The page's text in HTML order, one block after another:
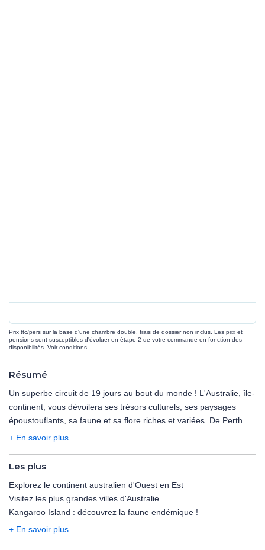
Prix ttc/pers sur la base d'une chambre double, frais de dossier non inclus. Les prix et
pensions sont susceptibles d'évoluer en étape 2 de votre commande en fonction des
disponibilités. Voir conditions
Résumé
Un superbe circuit de 19 jours au bout du monde ! L'Australie, île-
continent, vous dévoilera ses trésors culturels, ses paysages
époustouflants, sa faune et sa flore riches et variées. De Perth à
Sydney, en passant par Kangaroo Island et Ayers Rock, vivez un
- Programme très complet pour une découverte du continent
australien d'Ouest en Est.
- Découverte des grandes villes d'Australie : Perth, Adélaïde,
Melbourne, Cairns, Sydney.
+ En savoir plus
Les plus
Explorez le continent australien d'Ouest en Est
Visitez les plus grandes villes d'Australie
Kangaroo Island : découvrez la faune endémique !
+ En savoir plus